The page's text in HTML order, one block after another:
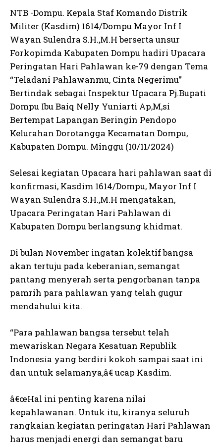
NTB -Dompu. Kepala Staf Komando Distrik
Militer (Kasdim) 1614/Dompu Mayor Inf I
Wayan Sulendra S.H.,M.H berserta unsur
Forkopimda Kabupaten Dompu hadiri Upacara
Peringatan Hari Pahlawan ke-79 dengan Tema
“Teladani Pahlawanmu, Cinta Negerimu”
Bertindak sebagai Inspektur Upacara Pj.Bupati
Dompu Ibu Baiq Nelly Yuniarti Ap,M,si
Bertempat Lapangan Beringin Pendopo
Kelurahan Dorotangga Kecamatan Dompu,
Kabupaten Dompu. Minggu (10/11/2024)
Selesai kegiatan Upacara hari pahlawan saat di
konfirmasi, Kasdim 1614/Dompu, Mayor Inf I
Wayan Sulendra S.H.,M.H mengatakan,
Upacara Peringatan Hari Pahlawan di
Kabupaten Dompu berlangsung khidmat.
Di bulan November ingatan kolektif bangsa
akan tertuju pada keberanian, semangat
pantang menyerah serta pengorbanan tanpa
pamrih para pahlawan yang telah gugur
mendahului kita.
“Para pahlawan bangsa tersebut telah
mewariskan Negara Kesatuan Republik
Indonesia yang berdiri kokoh sampai saat ini
dan untuk selamanya,â€ ucap Kasdim.
â€œHal ini penting karena nilai
kepahlawanan. Untuk itu, kiranya seluruh
rangkaian kegiatan peringatan Hari Pahlawan
harus menjadi energi dan semangat baru